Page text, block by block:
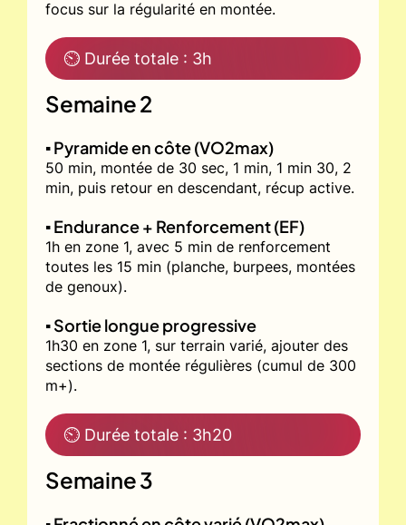
focus sur la régularité en montée.
⏲ Durée totale : 3h
Semaine 2
▪️ Pyramide en côte (VO2max)
50 min, montée de 30 sec, 1 min, 1 min 30, 2
min, puis retour en descendant, récup active.
▪️ Endurance + Renforcement (EF)
1h en zone 1, avec 5 min de renforcement
toutes les 15 min (planche, burpees, montées
de genoux).
▪️ Sortie longue progressive
1h30 en zone 1, sur terrain varié, ajouter des
sections de montée régulières (cumul de 300
m+).
⏲ Durée totale : 3h20
Semaine 3